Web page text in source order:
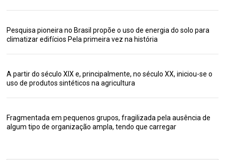
Pesquisa pioneira no Brasil propõe o uso de energia do solo para
climatizar edifícios Pela primeira vez na história
A partir do século XIX e, principalmente, no século XX, iniciou-se o
uso de produtos sintéticos na agricultura
Fragmentada em pequenos grupos, fragilizada pela ausência de
algum tipo de organização ampla, tendo que carregar